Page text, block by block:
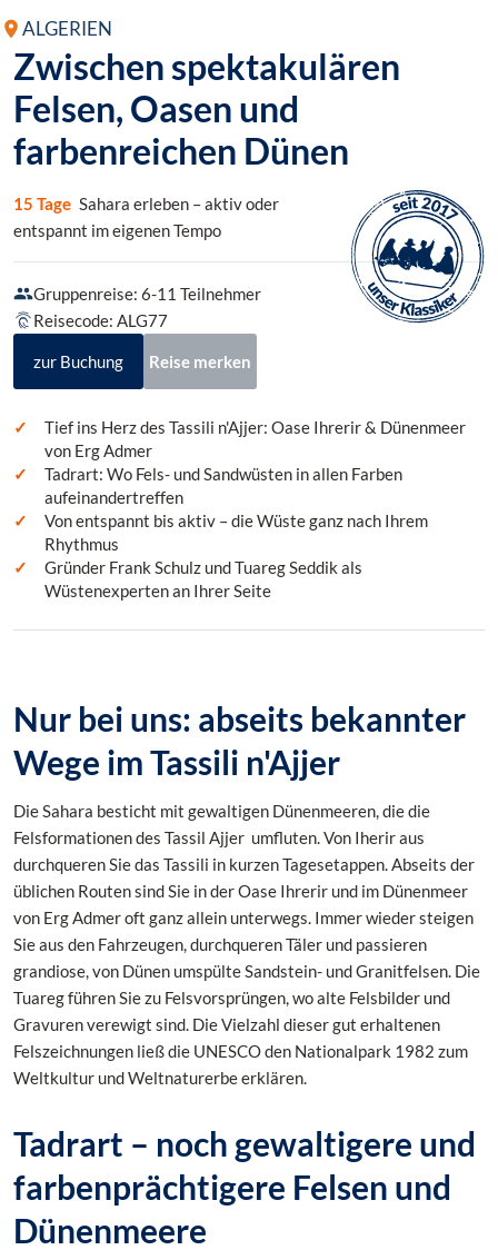
ALGERIEN
Zwischen spektakulären
Felsen, Oasen und
farbenreichen Dünen
15 Tage Sahara erleben – aktiv oder
entspannt im eigenen Tempo
Gruppenreise: 6-11 Teilnehmer
Reisecode: ALG77
zur Buchung Reise merken
Tief ins Herz des Tassili n'Ajjer: Oase Ihrerir & Dünenmeer
von Erg Admer
Tadrart: Wo Fels- und Sandwüsten in allen Farben
aufeinandertreffen
Von entspannt bis aktiv – die Wüste ganz nach Ihrem
Rhythmus
Gründer Frank Schulz und Tuareg Seddik als
Wüstenexperten an Ihrer Seite
Nur bei uns: abseits bekannter
Wege im Tassili n'Ajjer
Die Sahara besticht mit gewaltigen Dünenmeeren, die die
Felsformationen des Tassil Ajjer umfluten.Von Iherir aus
durchqueren Sie das Tassili in kurzen Tagesetappen.Abseits der
üblichen Routen sind Sie in der Oase Ihrerir und im Dünenmeer
von Erg Admer oft ganz allein unterwegs. Immer wieder steigen
Sie aus den Fahrzeugen, durchqueren Täler und passieren
grandiose, von Dünen umspülte Sandstein- und Granitfelsen. Die
Tuareg führen Sie zu Felsvorsprüngen, wo alte Felsbilder und
Gravuren verewigt sind. Die Vielzahl dieser gut erhaltenen
Felszeichnungen ließ die UNESCO den Nationalpark 1982 zum
Weltkultur und Weltnaturerbe erklären.
Tadrart – noch gewaltigere und
farbenprächtigere Felsen und
Dünenmeere